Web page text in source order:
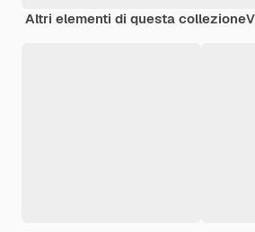
Altri elementi di questa collezione